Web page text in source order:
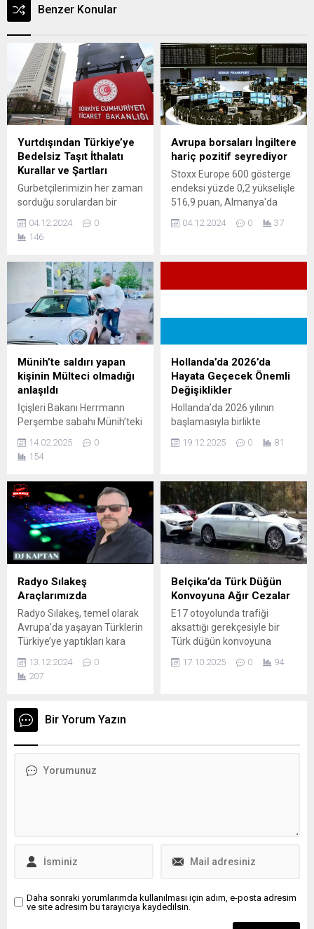
Benzer Konular
Yurtdışından Türkiye’ye
Bedelsiz Taşıt İthalatı
Kurallar ve Şartları
Gurbetçilerimizin her zaman
sorduğu sorulardan bir
tanesi, aracımı nasıl temelli
Türkiye'ye götürebilirim.
Tüm detaylar haberimizde
04.12.2024
0
146
Avrupa borsaları İngiltere
hariç pozitif seyrediyor
Stoxx Europe 600 gösterge
endeksi yüzde 0,2 yükselişle
516,9 puan, Almanya'da
DAX 40 endeksi yüzde 0,8
artışla 20.186 puan ve
seviyesinde bulunuyor.
04.12.2024 0 37
Münih’te saldırı yapan
kişinin Mülteci olmadığı
anlaşıldı
İçişleri Bakanı Herrmann
Perşembe sabahı Münih’teki
şüphelinin oturum belgesine
sahip olduğunu açıkladı. 24
uyuşturucu suçlarıyla
bağlantısı dikkat çekmişti.
Lakin bu iddaların yanlış
olduğu anlaşılmış kişinin
aslında olay öncesine kadar
normal Almanya’ya entegre
olmuş bir insan olarak
yaşadığı anlaşılmıştır. Polisin
açıklamasında ”Şüpheli
çarşamba...
14.02.2025
0
154
Hollanda’da 2026’da
Hayata Geçecek Önemli
Değişiklikler
Hollanda’da 2026 yılının
başlamasıyla birlikte
sosyal yardımlardan asgari
yaşam maliyetlerine kadar
pek çok alanda kapsamlı
yenilikler yürürlüğe giriyor.
Bu değişiklikler milyonlarca
çalışanın, emeklinin,
kiracının ve ailelerin gündelik
yaşamını etkileyecek. 1.
Vergi ve Gelir Düzenlemeleri
Gelir vergisi dilimleri
güncelleniyor: 2026 ile
birlikte gelir...
19.12.2025 0 81
Radyo Sılakeş
Araçlarımızda
Radyo Sılakeş, temel olarak
Avrupa’da yaşayan Türklerin
Türkiye’ye yaptıkları kara
(Sılayolu) onlara rehberlik
eden dijital bir haberleşme
platformudur. Yaptığı işleri
şu başlıklarla
kapılarındaki (Kapıkule,
13.12.2024
0
207
Belçika’da Türk Düğün
Konvoyuna Ağır Cezalar
E17 otoyolunda trafiği
aksattığı gerekçesiyle bir
Türk düğün konvoyuna
kamuoyunun dikkatini çekti.
17.10.2025 0 94
Bir Yorum Yazın
Daha sonraki yorumlarımda kullanılması için adım, e-posta adresim
ve site adresim bu tarayıcıya kaydedilsin.